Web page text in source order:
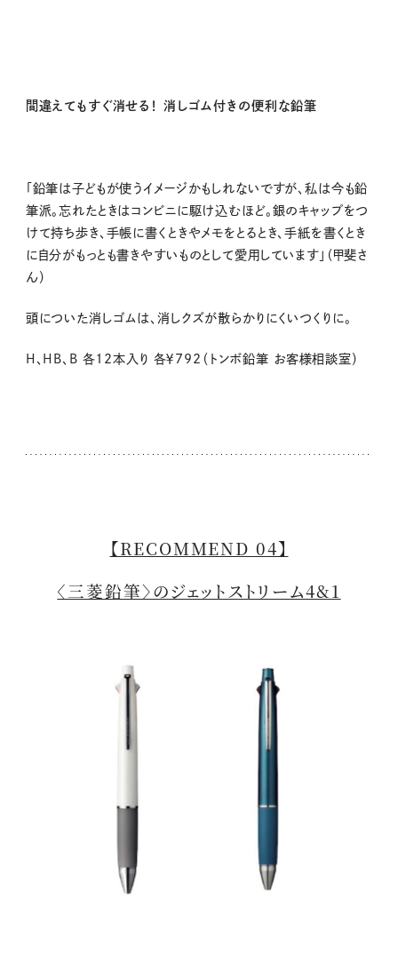
間違えてもすぐ消せる！ 消しゴム付きの便利な鉛筆
「鉛筆は子どもが使うイメージかもしれないですが、私は今も鉛
筆派。忘れたときはコンビニに駆け込むほど。銀のキャップをつ
けて持ち歩き、手帳に書くときやメモをとるとき、手紙を書くとき
に自分がもっとも書きやすいものとして愛用しています」（甲斐さ
ん）
頭についた消しゴムは、消しクズが散らかりにくいつくりに。
H 、HB、B 各12本入り 各￥792（トンボ鉛筆 お客様相談室）
【RECOMMEND 04】
〈三菱鉛筆〉のジェットストリーム4&1